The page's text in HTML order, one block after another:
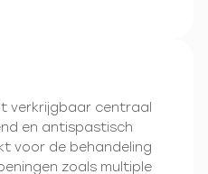
verkrijgbaar centraal
en antispastisch
voor de behandeling
zoals multiple